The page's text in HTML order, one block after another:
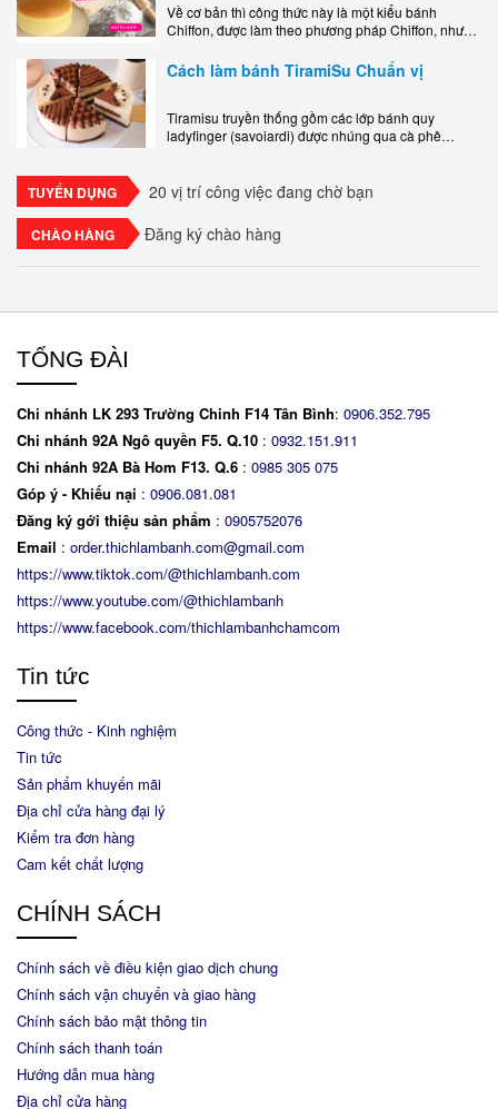
Về cơ bản thì công thức này là một kiểu bánh
Chiffon, được làm theo phương pháp Chiffon, nhưng
ngon, làm..
Cách làm bánh TiramiSu Chuẩn vị
Tiramisu truyền thống gồm các lớp bánh quy
ladyfinger (savoiardi) được nhúng qua cà phê
TUYỂN DỤNG 20 vị trí công việc đang chờ bạn
CHÀO HÀNG Đăng ký chào hàng
TỔNG ĐÀI
Chi nhánh LK 293 Trường Chinh F14 Tân Bình: 0906.352.795
Chi nhánh 92A Ngô quyền F5. Q.10 : 0932.151.911
Chi nhánh 92A Bà Hom F13. Q.6 : 0985 305 075
Góp ý - Khiếu nại : 0906.081.081
Đăng ký gới thiệu sản phẩm : 0905752076
Email : order.thichlambanh.com@gmail.com
https://www.tiktok.com/@thichlambanh.com
https://www.youtube.com/@thichlambanh
https://www.facebook.com/thichlambanhchamcom
Tin tức
Công thức - Kinh nghiệm
Tin tức
Sản phẩm khuyến mãi
Địa chỉ cửa hàng đại lý
Kiểm tra đơn hàng
Cam kết chất lượng
CHÍNH SÁCH
Chính sách về điều kiện giao dịch chung
Chính sách vận chuyển và giao hàng
Chính sách bảo mật thông tin
Chính sách thanh toán
Hướng dẫn mua hàng
Địa chỉ cửa hàng